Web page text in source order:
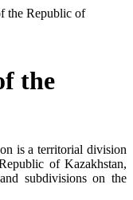
the
is a territorial division
of Kazakhstan,
subdivisions on the